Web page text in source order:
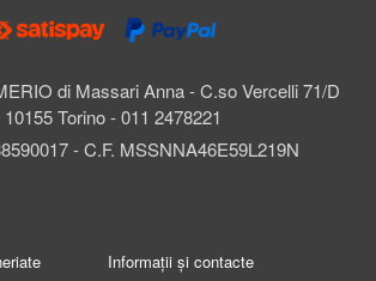
di Massari Anna - C.so Vercelli 71/D
10155 Torino - 011 2478221
- C.F. MSSNNA46E59L219N
Informații și contacte